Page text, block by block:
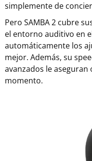
simplemente de
Pero SAMBA 2 cubre
el entorno auditivo en
automáticamente los
mejor. Además, su
avanzados le
momento.